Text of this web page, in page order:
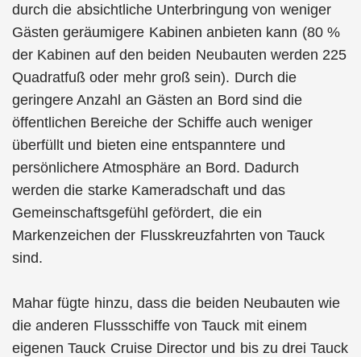
durch die absichtliche Unterbringung von weniger
Gästen geräumigere Kabinen anbieten kann (80 %
der Kabinen auf den beiden Neubauten werden 225
Quadratfuß oder mehr groß sein). Durch die
geringere Anzahl an Gästen an Bord sind die
öffentlichen Bereiche der Schiffe auch weniger
überfüllt und bieten eine entspanntere und
persönlichere Atmosphäre an Bord. Dadurch
werden die starke Kameradschaft und das
Gemeinschaftsgefühl gefördert, die ein
Markenzeichen der Flusskreuzfahrten von Tauck
sind.
Mahar fügte hinzu, dass die beiden Neubauten wie
die anderen Flussschiffe von Tauck mit einem
eigenen Tauck Cruise Director und bis zu drei Tauck